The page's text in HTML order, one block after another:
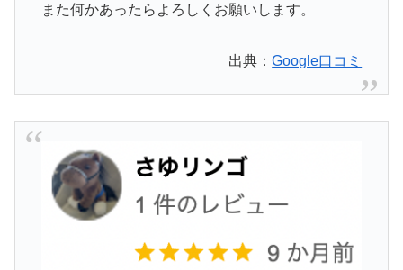
また何かあったらよろしくお願いします。
出典：Google口コミ